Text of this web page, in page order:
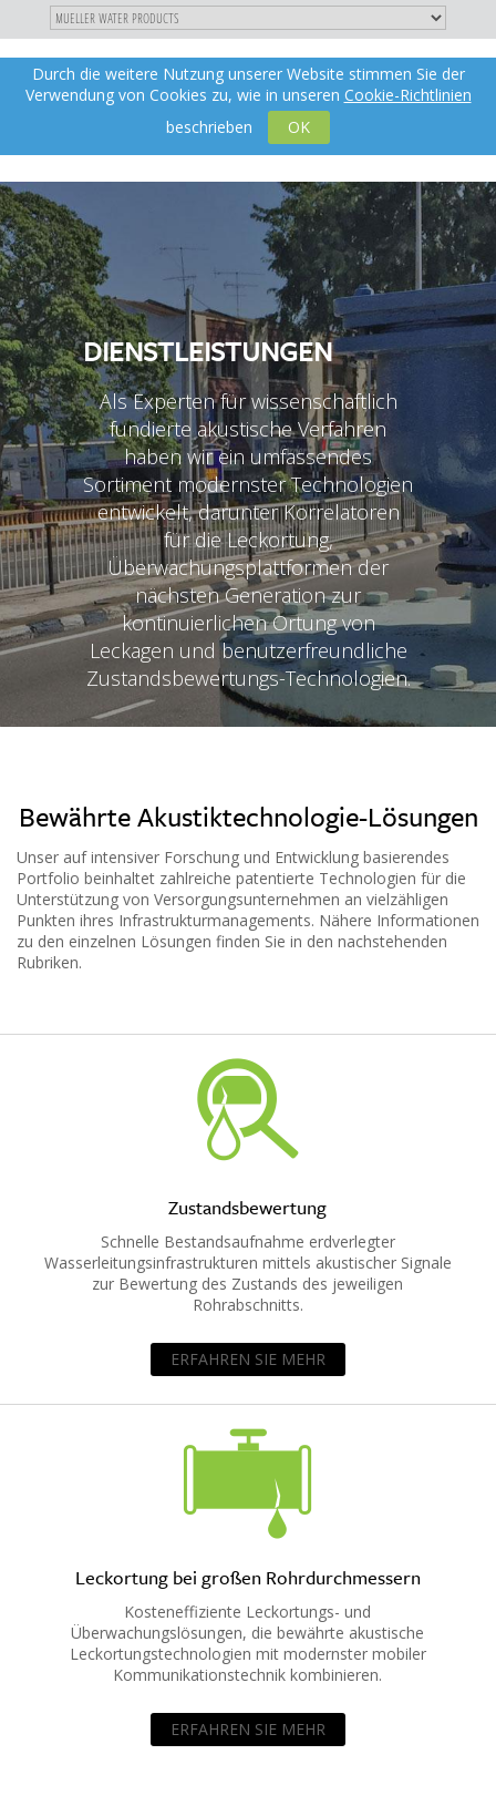
DIREKT
ZUM
INHALT
Toggle
navigation
X
de
Durch die weitere Nutzung unserer Website stimmen Sie der
Verwendung von Cookies zu, wie in unseren Cookie-Richtlinien
beschrieben
OK
DIENSTLEISTUNGEN
Als Experten für wissenschaftlich
fundierte akustische Verfahren
haben wir ein umfassendes
Sortiment modernster Technologien
entwickelt, darunter Korrelatoren
für die Leckortung,
Überwachungsplattformen der
nächsten Generation zur
kontinuierlichen Ortung von
Leckagen und benutzerfreundliche
Zustandsbewertungs-Technologien.
Bewährte Akustiktechnologie-Lösungen
Unser auf intensiver Forschung und Entwicklung basierendes
Portfolio beinhaltet zahlreiche patentierte Technologien für die
Unterstützung von Versorgungsunternehmen an vielzähligen
Punkten ihres Infrastrukturmanagements. Nähere Informationen
zu den einzelnen Lösungen finden Sie in den nachstehenden
Rubriken.
Zustandsbewertung
Schnelle Bestandsaufnahme erdverlegter
Wasserleitungsinfrastrukturen mittels akustischer Signale
zur Bewertung des Zustands des jeweiligen
Rohrabschnitts.
ERFAHREN SIE MEHR
Leckortung bei großen Rohrdurchmessern
Kosteneffiziente Leckortungs- und
Überwachungslösungen, die bewährte akustische
Leckortungstechnologien mit modernster mobiler
Kommunikationstechnik kombinieren.
ERFAHREN SIE MEHR